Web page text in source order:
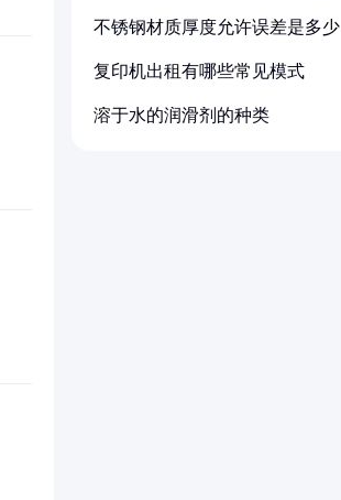
不锈钢材质厚度允许误差是多少
复印机出租有哪些常见模式
溶于水的润滑剂的种类